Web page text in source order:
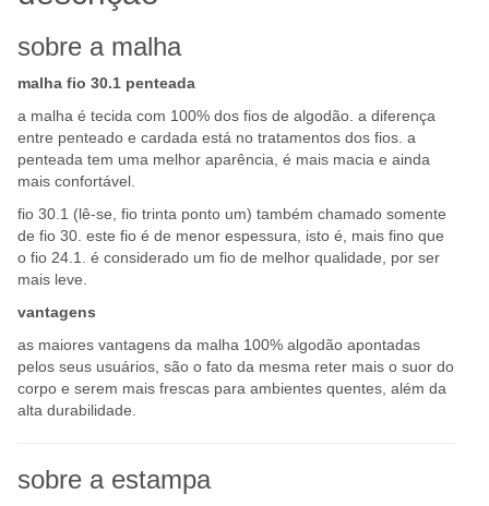
sobre a malha
malha fio 30.1 penteada
a malha é tecida com 100% dos fios de algodão. a diferença
entre penteado e cardada está no tratamentos dos fios. a
penteada tem uma melhor aparência, é mais macia e ainda
mais confortável.
fio 30.1 (lê-se, fio trinta ponto um) também chamado somente
de fio 30. este fio é de menor espessura, isto é, mais fino que
o fio 24.1. é considerado um fio de melhor qualidade, por ser
mais leve.
vantagens
as maiores vantagens da malha 100% algodão apontadas
pelos seus usuários, são o fato da mesma reter mais o suor do
corpo e serem mais frescas para ambientes quentes, além da
alta durabilidade.
sobre a estampa